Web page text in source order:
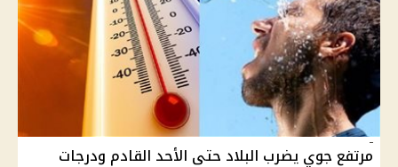
مرتفع جوي يضرب البلاد حتى الأحد القادم ودرجات